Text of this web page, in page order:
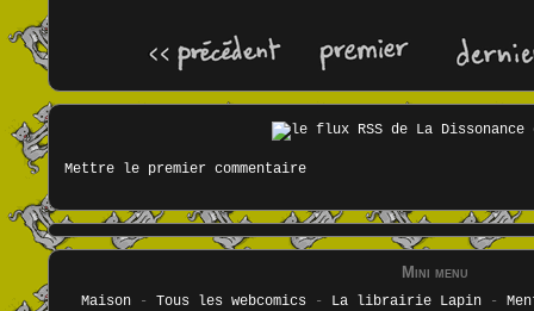
Mettre le premier commentaire
Mini menu
Maison- Tous les webcomics - La librairie Lapin-